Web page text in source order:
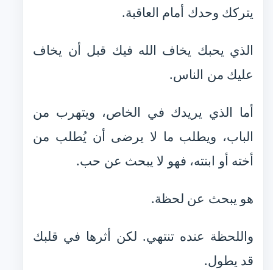
يتركك وحدك أمام العاقبة.
الذي يحبك يخاف الله فيك قبل أن يخاف
عليك من الناس.
أما الذي يريدك في الخاص، ويتهرب من
الباب، ويطلب ما لا يرضى أن يُطلب من
أخته أو ابنته، فهو لا يبحث عن حب.
هو يبحث عن لحظة.
واللحظة عنده تنتهي. لكن أثرها في قلبك
قد يطول.